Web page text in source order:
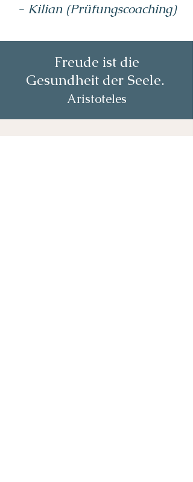
- Kilian (Prüfungscoaching)
Freude ist die
Gesundheit der Seele.
Aristoteles